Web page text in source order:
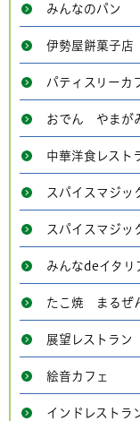
みんなのパン
伊勢屋餅菓子店
パティスリーカ
おでん やまが
中華洋食レス
スパイスマジ
スパイスマジ
みんなdeイタ
たこ焼 まるぜ
展望レストラ
絵音カフェ
インドレスト